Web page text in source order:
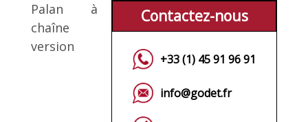
Contactez-nous
+33 (1) 45 91 96 91
info@godet.fr
Palan à
chaîne
version